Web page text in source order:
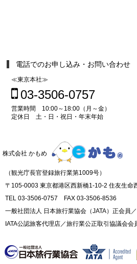
電話でのお申し込み・お問い合わせ
≪東京本社≫
03-3506-0757
営業時間 10:00～18:00（月～金）
定休日 土・日・祝日・年末年始
株式会社 かもめ
（観光庁長官登録旅行業第1009号）
〒105-0003 東京都港区西新橋1-10-2 住友生命
TEL 03-3506-0757 FAX 03-3506-8536
一般社団法人 日本旅行業協会（JATA）正会員／
IATA公認旅客代理店／旅行業公正取引協議会会